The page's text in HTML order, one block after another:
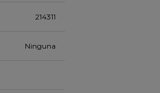
214311
Ninguna